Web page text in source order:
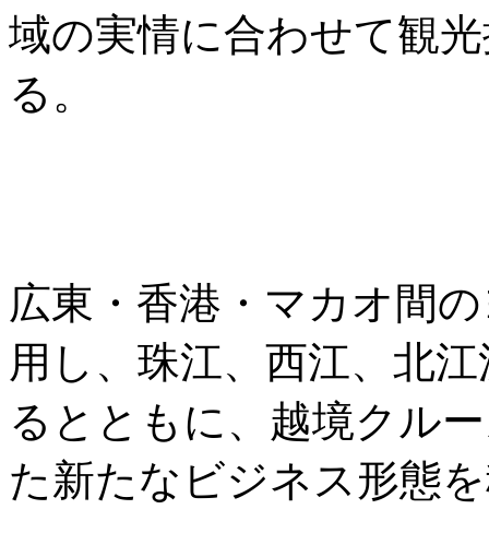
域の実情に合わせて観
る。
広東・香港・マカオ間
用し、珠江、西江、北
るとともに、越境クル
た新たなビジネス形態